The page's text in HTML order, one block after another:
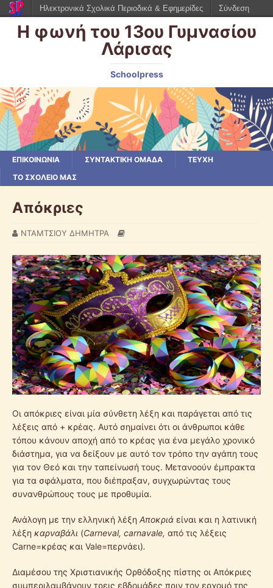
Η φωνή του 13ου Γυμνασίου
Λάρισας
Schoolpress
ΕΠΙΚΟΙΝΩΝΙΑ ΣΥΝΤΑΚΤΙΚΗ ΟΜΑΔΑ
ΤΕΥΧΗ
ΤΟ ΣΧΟΛΕΙΟ ΜΑΣ
Απόκριες
ΝΤΑΜΤΣΙΟΥ ΔΗΜΗΤΡΑ
Οι απόκριες είναι μία σύνθετη λέξη και παράγεται από τις
λέξεις από + κρέας. Αυτό σημαίνει ότι οι άνθρωποι κάθε
τόπου κάνουν αποχή από το κρέας για ένα μεγάλο χρονικό
διάστημα, για να δείξουν με αυτό τον τρόπο την αγάπη τους
για τον Θεό και την ταπείνωσή τους. Μετανοούν έμπρακτα
για τα σφάλματα, που διέπραξαν, συγχωρώντας τους
συνανθρώπους τους με προθυμία.
Ανάλογη με την ελληνική λέξη Αποκριά είναι και η λατινική
λέξη καρναβάλι (Carneval, carnavale, από τις λέξεις
Carne=κρέας και Vale=περνάει).
Διαμέσου της Χριστιανικής Ορθόδοξης πίστης οι Απόκριες
συμπεριλαμβάνουν τρεις εβδομάδες πριν τον ερχομό της
Ηλεκτρονικά Σχολικά Περιοδικά & Εφημερίδες Σύνδεση